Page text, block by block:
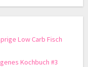
Low Carb Fisch
Kochbuch #3